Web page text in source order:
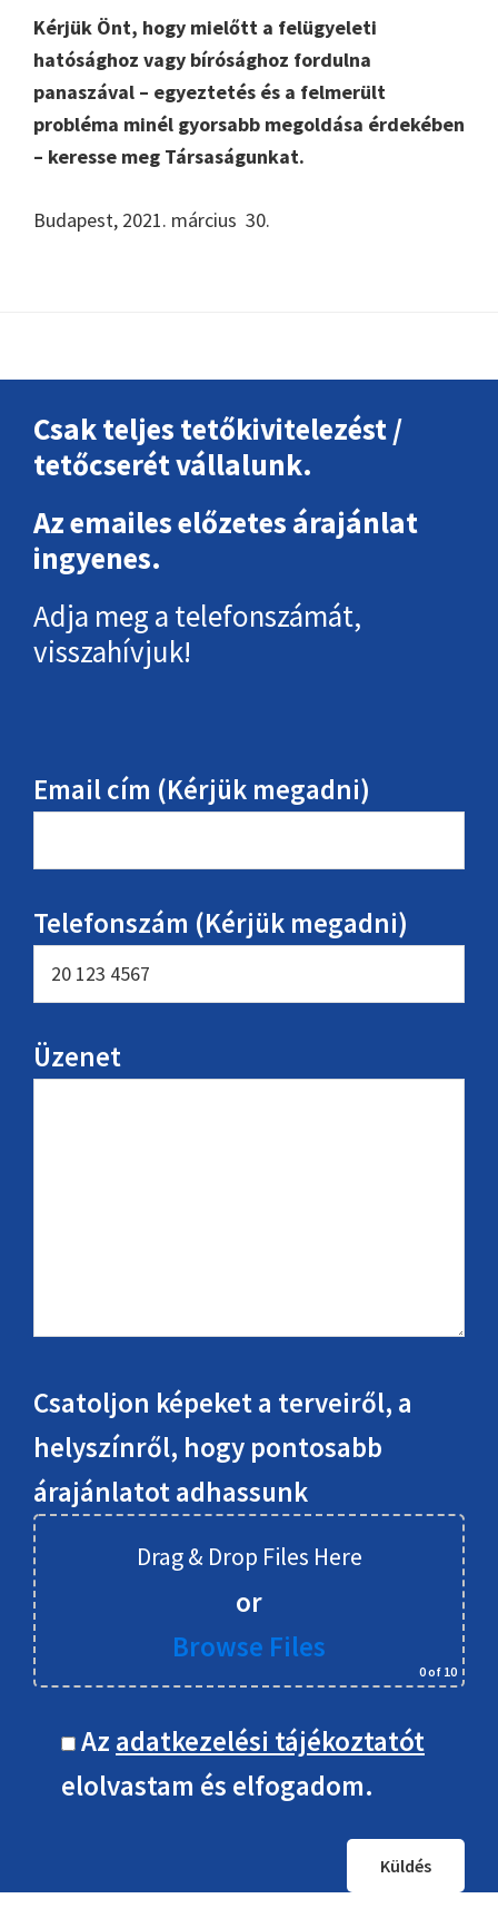
Kérjük Önt, hogy mielőtt a felügyeleti
hatósághoz vagy bírósághoz fordulna
panaszával – egyeztetés és a felmerült
probléma minél gyorsabb megoldása érdekében
– keresse meg Társaságunkat.
Budapest, 2021. március 30.
Csak teljes tetőkivitelezést /
tetőcserét vállalunk.
Az emailes előzetes árajánlat
ingyenes.
Adja meg a telefonszámát,
visszahívjuk!
Email cím (Kérjük megadni)
Telefonszám (Kérjük megadni)
Üzenet
Csatoljon képeket a terveiről, a
helyszínről, hogy pontosabb
árajánlatot adhassunk
Drag & Drop Files Here
or
Browse Files
0of 10
Az adatkezelési tájékoztatót
elolvastam és elfogadom.